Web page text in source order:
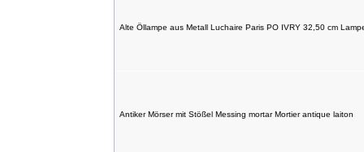
Alte Öllampe aus Metall Luchaire Paris PO IVRY 32,50 cm
Antiker Mörser mit Stößel Messing mortar Mortier antique laiton